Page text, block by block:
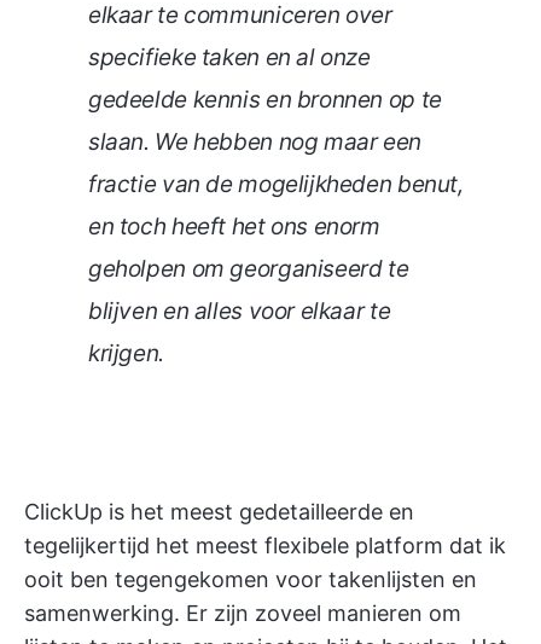
elkaar te communiceren over
specifieke taken en al onze
gedeelde kennis en bronnen op te
slaan. We hebben nog maar een
fractie van de mogelijkheden benut,
en toch heeft het ons enorm
geholpen om georganiseerd te
blijven en alles voor elkaar te
krijgen.
ClickUp is het meest gedetailleerde en
tegelijkertijd het meest flexibele platform dat ik
ooit ben tegengekomen voor takenlijsten en
samenwerking. Er zijn zoveel manieren om